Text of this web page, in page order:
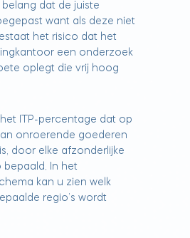
dat de juiste
want als deze niet
het risico dat het
een onderzoek
oplegt die vrij hoog
ITP-percentage dat op
onroerende goederen
door elke afzonderlijke
In het
kan u zien welk
regio’s wordt